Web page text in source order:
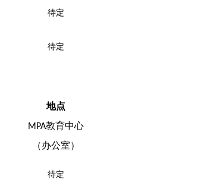
待定
待定
地点
MPA教育中心
（办公室）
待定